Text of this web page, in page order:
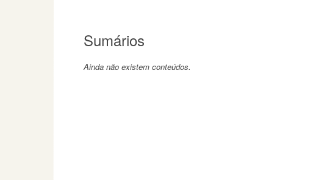
Sumários
Ainda não existem conteúdos.